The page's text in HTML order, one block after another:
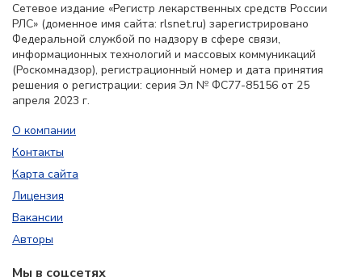
Сетевое издание «Регистр лекарственных средств России
РЛС» (доменное имя сайта: rlsnet.ru) зарегистрировано
Федеральной службой по надзору в сфере связи,
информационных технологий и массовых коммуникаций
(Роскомнадзор), регистрационный номер и дата принятия
решения о регистрации: серия Эл № ФС77-85156 от 25
апреля 2023 г.
О компании
Контакты
Карта сайта
Лицензия
Вакансии
Авторы
Мы в соцсетях